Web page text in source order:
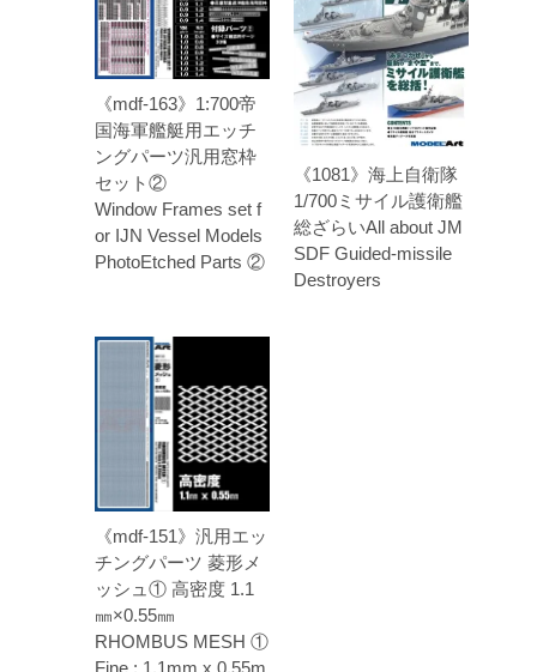
《mdf-163》1:700帝
国海軍艦艇用エッチ
ングパーツ汎用窓枠
セット②
Window Frames set f
or IJN Vessel Models
PhotoEtched Parts ②
《1081》海上自衛隊
1/700ミサイル護衛艦
総ざらいAll about JM
SDF Guided-missile
Destroyers
《mdf-151》汎用エッ
チングパーツ 菱形メ
ッシュ① 高密度 1.1
㎜×0.55㎜
RHOMBUS MESH ①
Fine : 1.1mm x 0.55m